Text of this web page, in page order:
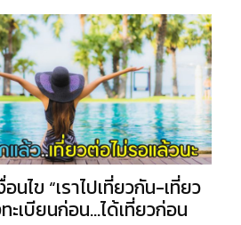
อนไข “เราไปเที่ยวกัน-เที่ยว
ะเบียนก่อน…ได้เที่ยวก่อน